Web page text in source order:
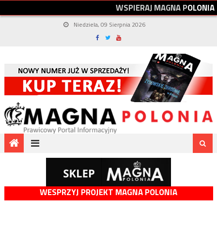
WSPIERAJMAGNAPOLONIA
Niedziela, 09 Sierpnia 2026
WESPRZYJ PROJEKT MAGNA POLONIA